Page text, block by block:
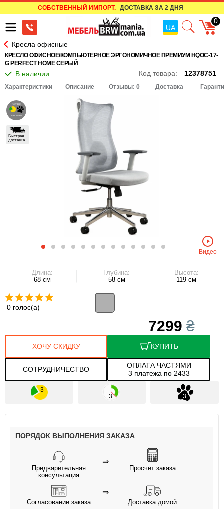
СОБСТВЕННЫЙ ИМПОРТ. ДОСТАВКА ЗА 2 ДНЯ
UA
0
Кресла офисные
КРЕСЛО ОФИСНОЕ/КОМПЬЮТЕРНОЕ ЭРГОНОМИЧНОЕ ПРЕМИУМ HQOC-17-
G PERFECT HOME СЕРЫЙ
Код товара: 12378751
Характеристики Описание Отзывы: 0 Доставка
Видео
Длина:
68 см
Глубина:
58 см
Высота:
119 см
0 голос(а)
7299₴
КУПИТЬ
СОТРУДНИЧЕСТВО
ХОЧУ СКИДКУ
ОПЛАТА ЧАСТЯМИ
3 платежа по 2433
ПОРЯДОК ВЫПОЛНЕНИЯ ЗАКАЗА
Предварительная
консультация
⇒
Просчет заказа
Согласование заказа
⇒
Доставка домой